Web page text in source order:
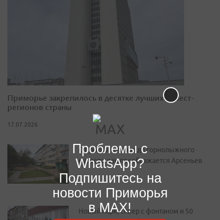
Приморье закрепилось в десятке лучших инвест-
регионов страны
17.07.2026
От уютного двора до горнолыжного
курорта: как преображается Арсеньев
Новый парк, сквер с фонтаном и 50
Проблемы с
WhatsApp?
Подпишитесь на
новости Приморья
в MAX!